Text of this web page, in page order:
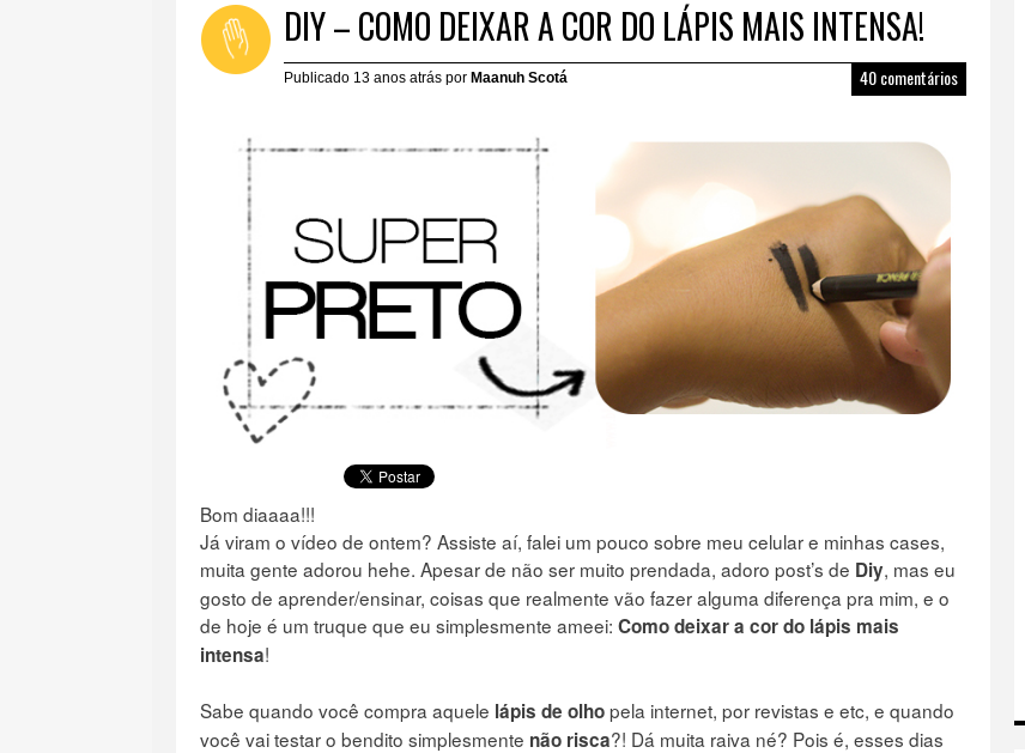
DIY – COMO DEIXAR A COR DO LÁPIS MAIS INTENSA!
Publicado 13 anos atrás por Maanuh Scotá 40 comentários
Bom diaaaa!!!
Já viram o vídeo de ontem? Assiste aí, falei um pouco sobre meu celular e minhas cases,
muita gente adorou hehe. Apesar de não ser muito prendada, adoro post’s de Diy, mas eu
gosto de aprender/ensinar, coisas que realmente vão fazer alguma diferença pra mim, e o
de hoje é um truque que eu simplesmente ameei: Como deixar a cor do lápis mais
intensa!
Sabe quando você compra aquele lápis de olhopela internet, por revistas e etc, e quando
você vai testar o bendito simplesmente não risca?! Dá muita raiva né? Pois é, esses dias